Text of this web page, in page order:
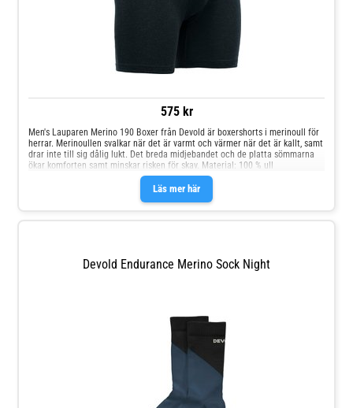
575 kr
Läs mer här
Men's Lauparen Merino 190 Boxer från Devold är boxershorts i merinoull för
herrar. Merinoullen svalkar när det är varmt och värmer när det är kallt, samt
drar inte till sig dålig lukt. Det breda midjebandet och de platta sömmarna
ökar komforten samt minskar risken för skav. Material: 100 % ull
Devold Endurance Merino Sock Night